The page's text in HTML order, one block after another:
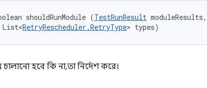
shouldRunModule (TestRunResult moduleResults,
List<
RetryRescheduler.RetryType> types)
হবে কি না, তা নির্দেশ করে।